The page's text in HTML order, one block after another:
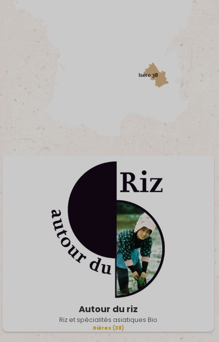
Autour du riz
Riz et spécialités asiatiques Bio
Gières (38)